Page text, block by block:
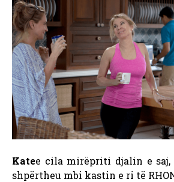
Katee cila mirëpriti djalin e saj,
shpërtheu mbi kastin e ri të